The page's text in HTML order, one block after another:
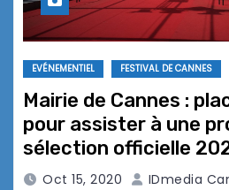
EVÉNEMENTIEL FESTIVAL DE CANNES
Mairie de Cannes :
pour assister à une
sélection officielle
Oct 15, 2020 IDmedia